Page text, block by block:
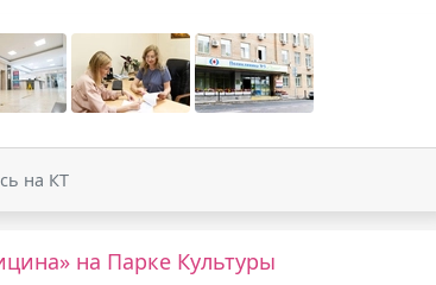
на КТ
на Парке Культуры